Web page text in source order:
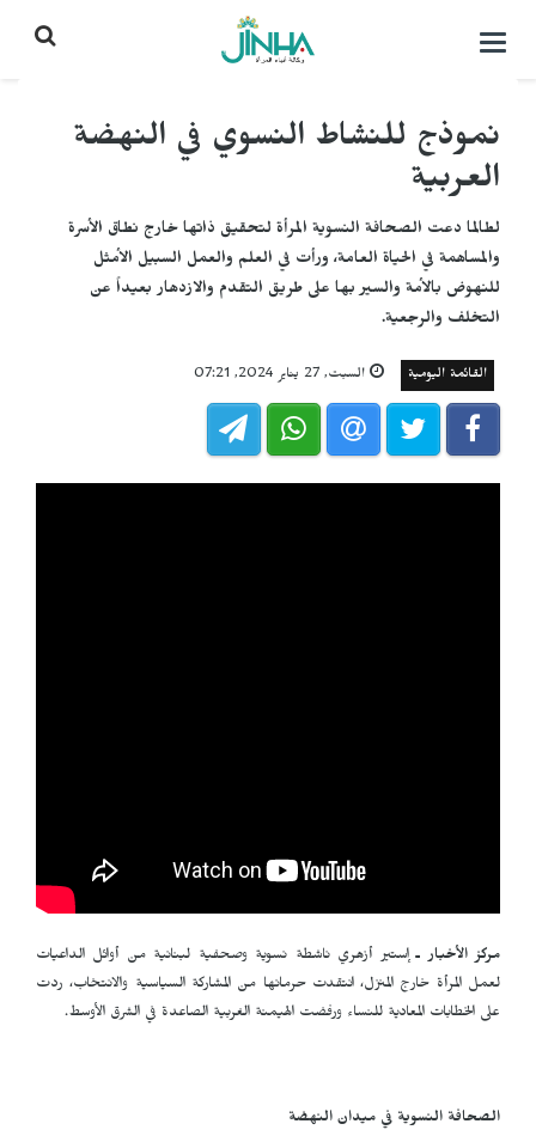
التحكم
نموذج للنشاط النسوي في النهضة
العربية
لطالما دعت الصحافة النسوية المرأة لتحقيق ذاتها خارج نطاق الأسرة
والمساهمة في الحياة العامة، ورأت في العلم والعمل السبيل الأمثل
للنهوض بالأمة والسير بها على طريق التقدم والازدهار بعيداً عن
التخلف والرجعية.
القائمة اليومية السبت, 27 يناير 2024, 07:21
مركز الأخبار ـإستير أزهري ناشطة نسوية وصحفية لبنانية من أوائل الداعيات
لعمل المرأة خارج المنزل، انتقدت حرمانها من المشاركة السياسية والانتخاب، ردت
على الخطابات المعادية للنساء ورفضت الهيمنة الغربية الصاعدة في الشرق الأوسط.
الصحافة النسوية في ميدان النهضة